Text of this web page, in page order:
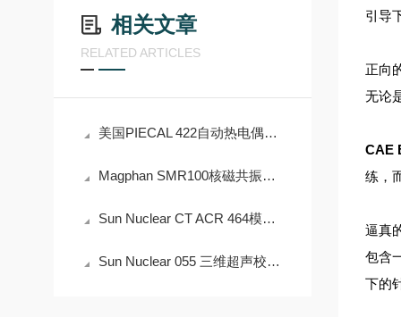
相关文章
RELATED ARTICLES
美国PIECAL 422自动热电偶校准仪的概要
Magphan SMR100核磁共振模体文献资料
Sun Nuclear CT ACR 464模体,CT设备质控与ACR认证的全能解决方案
Sun Nuclear 055 三维超声校准体模介绍
引导
正向
无论
CAE
练，
逼真
包含
下的